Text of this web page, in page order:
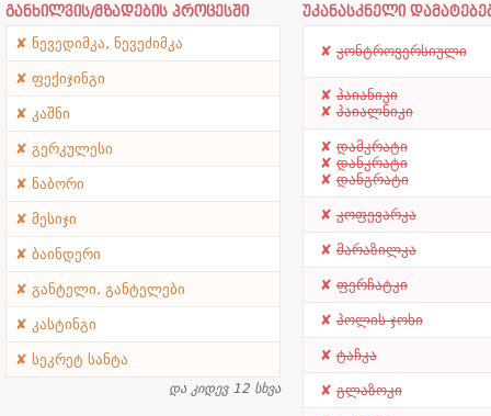
განხილვის/მზადების პროცესში
ნევედიმკა, ნევეძიმკა
ფექიჯინგი
კაშნი
გერკულესი
ნაბორი
მესიჯი
ბაინდერი
განტელი, განტელები
კასტინგი
სეკრეტ სანტა
და კიდევ 12 სხვა
უკანასკნელი
კონტროვერსიული
პაიანიკი
პაიალნიკი
დამკრატი
დანკრატი
დანგრატი
კოფევარკა
მარაზილკა
ფერჩატკი
პოლის ჯოხი
ტაჩკა
გლაზოკი